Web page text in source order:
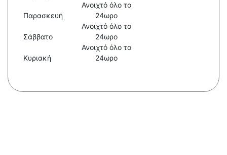
Παρασκευή
Ανοιχτό όλο το
24ωρο
Σάββατο
Ανοιχτό όλο το
24ωρο
Κυριακή
Ανοιχτό όλο το
24ωρο